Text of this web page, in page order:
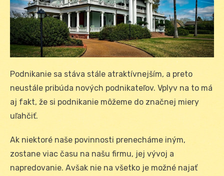
Podnikanie sa stáva stále atraktívnejším, a preto
neustále pribúda nových podnikateľov. Vplyv na to má
aj fakt, že si podnikanie môžeme do značnej miery
uľahčiť.
Ak niektoré naše povinnosti prenecháme iným,
zostane viac času na našu firmu, jej vývoj a
napredovanie. Avšak nie na všetko je možné najať